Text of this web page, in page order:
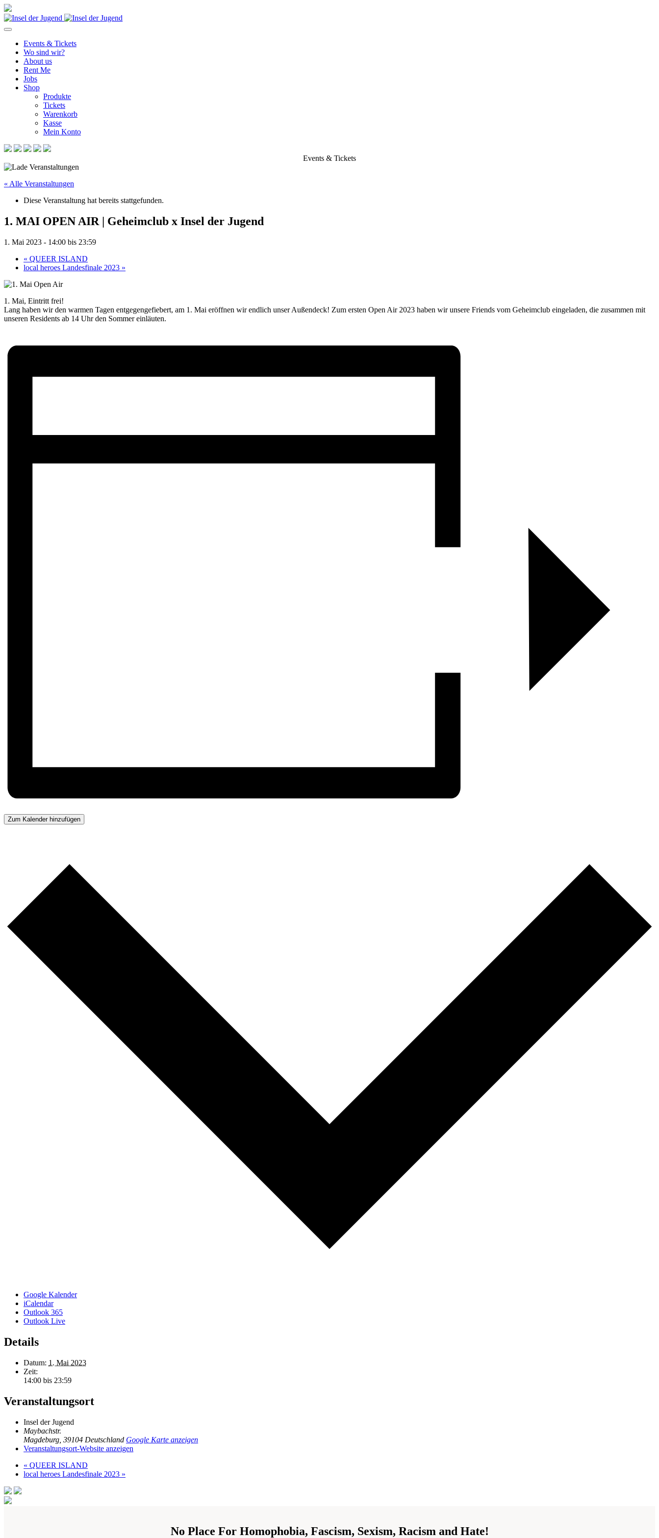
Events & Tickets
Wo sind wir?
About us
Rent Me
Jobs
Shop
Produkte
Tickets
Warenkorb
Kasse
Mein Konto
Events & Tickets
« Alle Veranstaltungen
Diese Veranstaltung hat bereits stattgefunden.
1. MAI OPEN AIR | Geheimclub x Insel der Jugend
1. Mai 2023 - 14:00 bis 23:59
« QUEER ISLAND
local heroes Landesfinale 2023 »
1. Mai, Eintritt frei!
Lang haben wir den warmen Tagen entgegengefiebert, am 1. Mai eröffnen wir endlich unser Außendeck! Zum ersten Open Air 2023 haben wir unsere Friends vom Geheimclub eingeladen, die zusammen mit
unseren Residents ab 14 Uhr den Sommer einläuten.
Zum Kalender hinzufügen
Google Kalender
iCalendar
Outlook 365
Outlook Live
Details
Datum: 1. Mai 2023
Zeit:
14:00 bis 23:59
Veranstaltungsort
Insel der Jugend
Maybachstr.
Magdeburg 39104 Deutschland Google Karte anzeigen
Veranstaltungsort-Website anzeigen
« QUEER ISLAND
local heroes Landesfinale 2023 »
No Place For Homophobia, Fascism, Sexism, Racism and Hate!